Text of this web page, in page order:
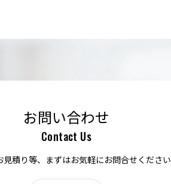
お問い合わせ
Contact Us
見積り等、まずはお気軽にお問合せください